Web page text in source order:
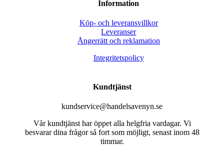
Information
Köp- och leveransvillkor
Leveranser
Ångerrätt och reklamation
Integritetspolicy
Kundtjänst
kundservice@handelsavenyn.se
Vår kundtjänst har öppet alla helgfria vardagar. Vi
besvarar dina frågor så fort som möjligt, senast inom 48
timmar.